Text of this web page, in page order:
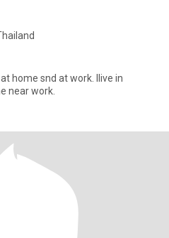
home snd at work. Ilive in
near work.